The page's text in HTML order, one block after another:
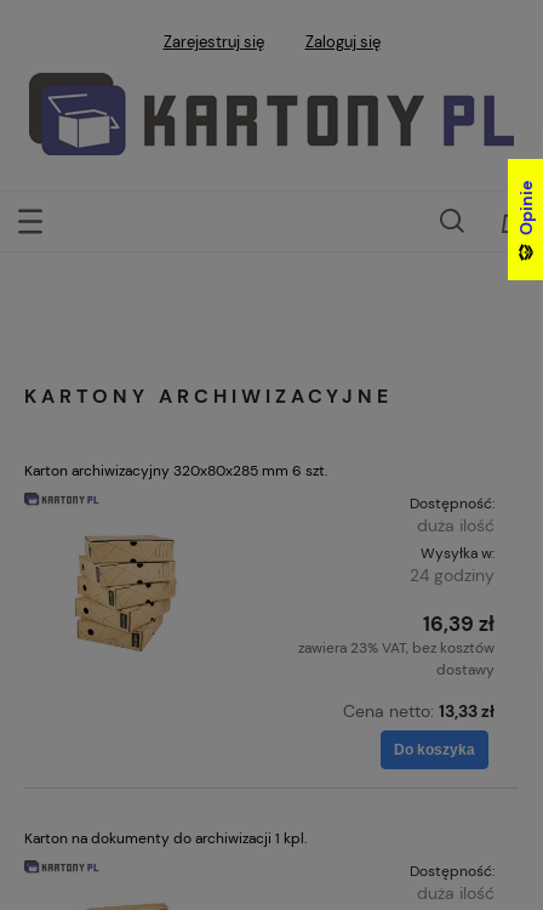
Zarejestruj się Zaloguj się
KARTONY ARCHIWIZACYJNE
Karton archiwizacyjny 320x80x285 mm 6 szt.
Dostępność:
duża ilość
Wysyłka w:
24 godziny
16,39 zł
zawiera 23% VAT, bez kosztów
dostawy
Cena netto: 13,33 zł
Do koszyka
Karton na dokumenty do archiwizacji 1 kpl.
Dostępność:
duża ilość
Opinie
Opinie